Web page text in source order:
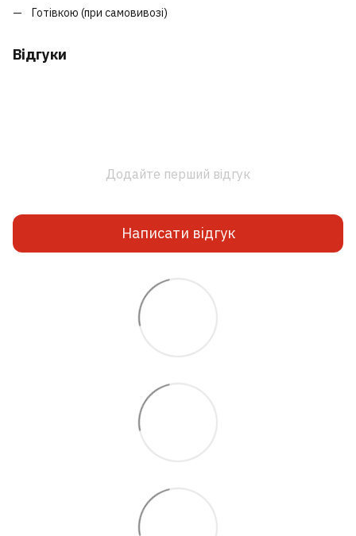
Готівкою (при самовивозі)
Відгуки
Додайте перший відгук
Написати відгук